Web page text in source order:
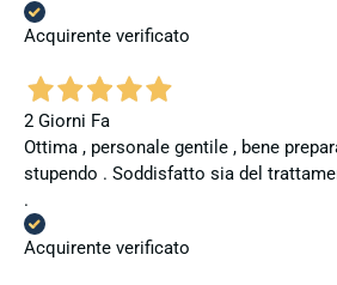
Acquirente verificato
2 Giorni Fa
Ottima , personale gentile , bene
stupendo . Soddisfatto sia del
.
Acquirente verificato